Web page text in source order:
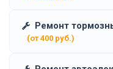
Ремонт
(от 400 руб.)